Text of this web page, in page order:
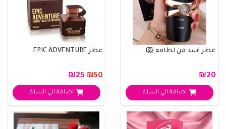
عطر أسد من لطافه 🦁
₪20
اضافة الي السلة
عطر EPIC ADVENTURE
₪50
اضافة الي السلة